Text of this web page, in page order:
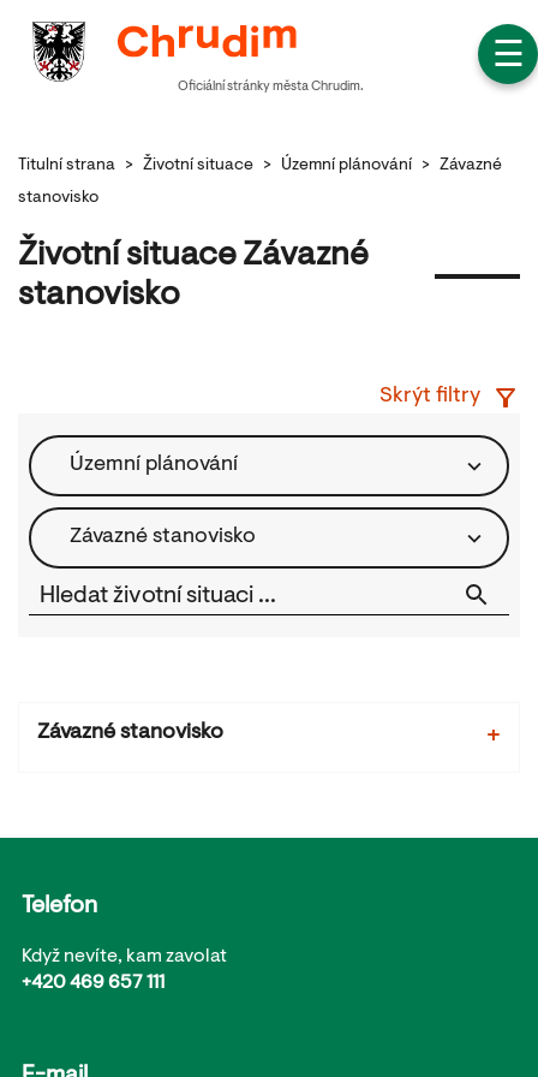
☰
Oficiální stránky města Chrudim.
Titulní strana > Životní situace > Územní plánování > Závazné
stanovisko
Životní situace Závazné
stanovisko
Skrýt filtry
Územní plánování
Závazné stanovisko
Závazné stanovisko +
Úřad územního plánování je s účinností od 1. 1.
územního plánování určí, zda je záměr přípustný
Telefon
Když nevíte, kam zavolat
+420 469 657 111